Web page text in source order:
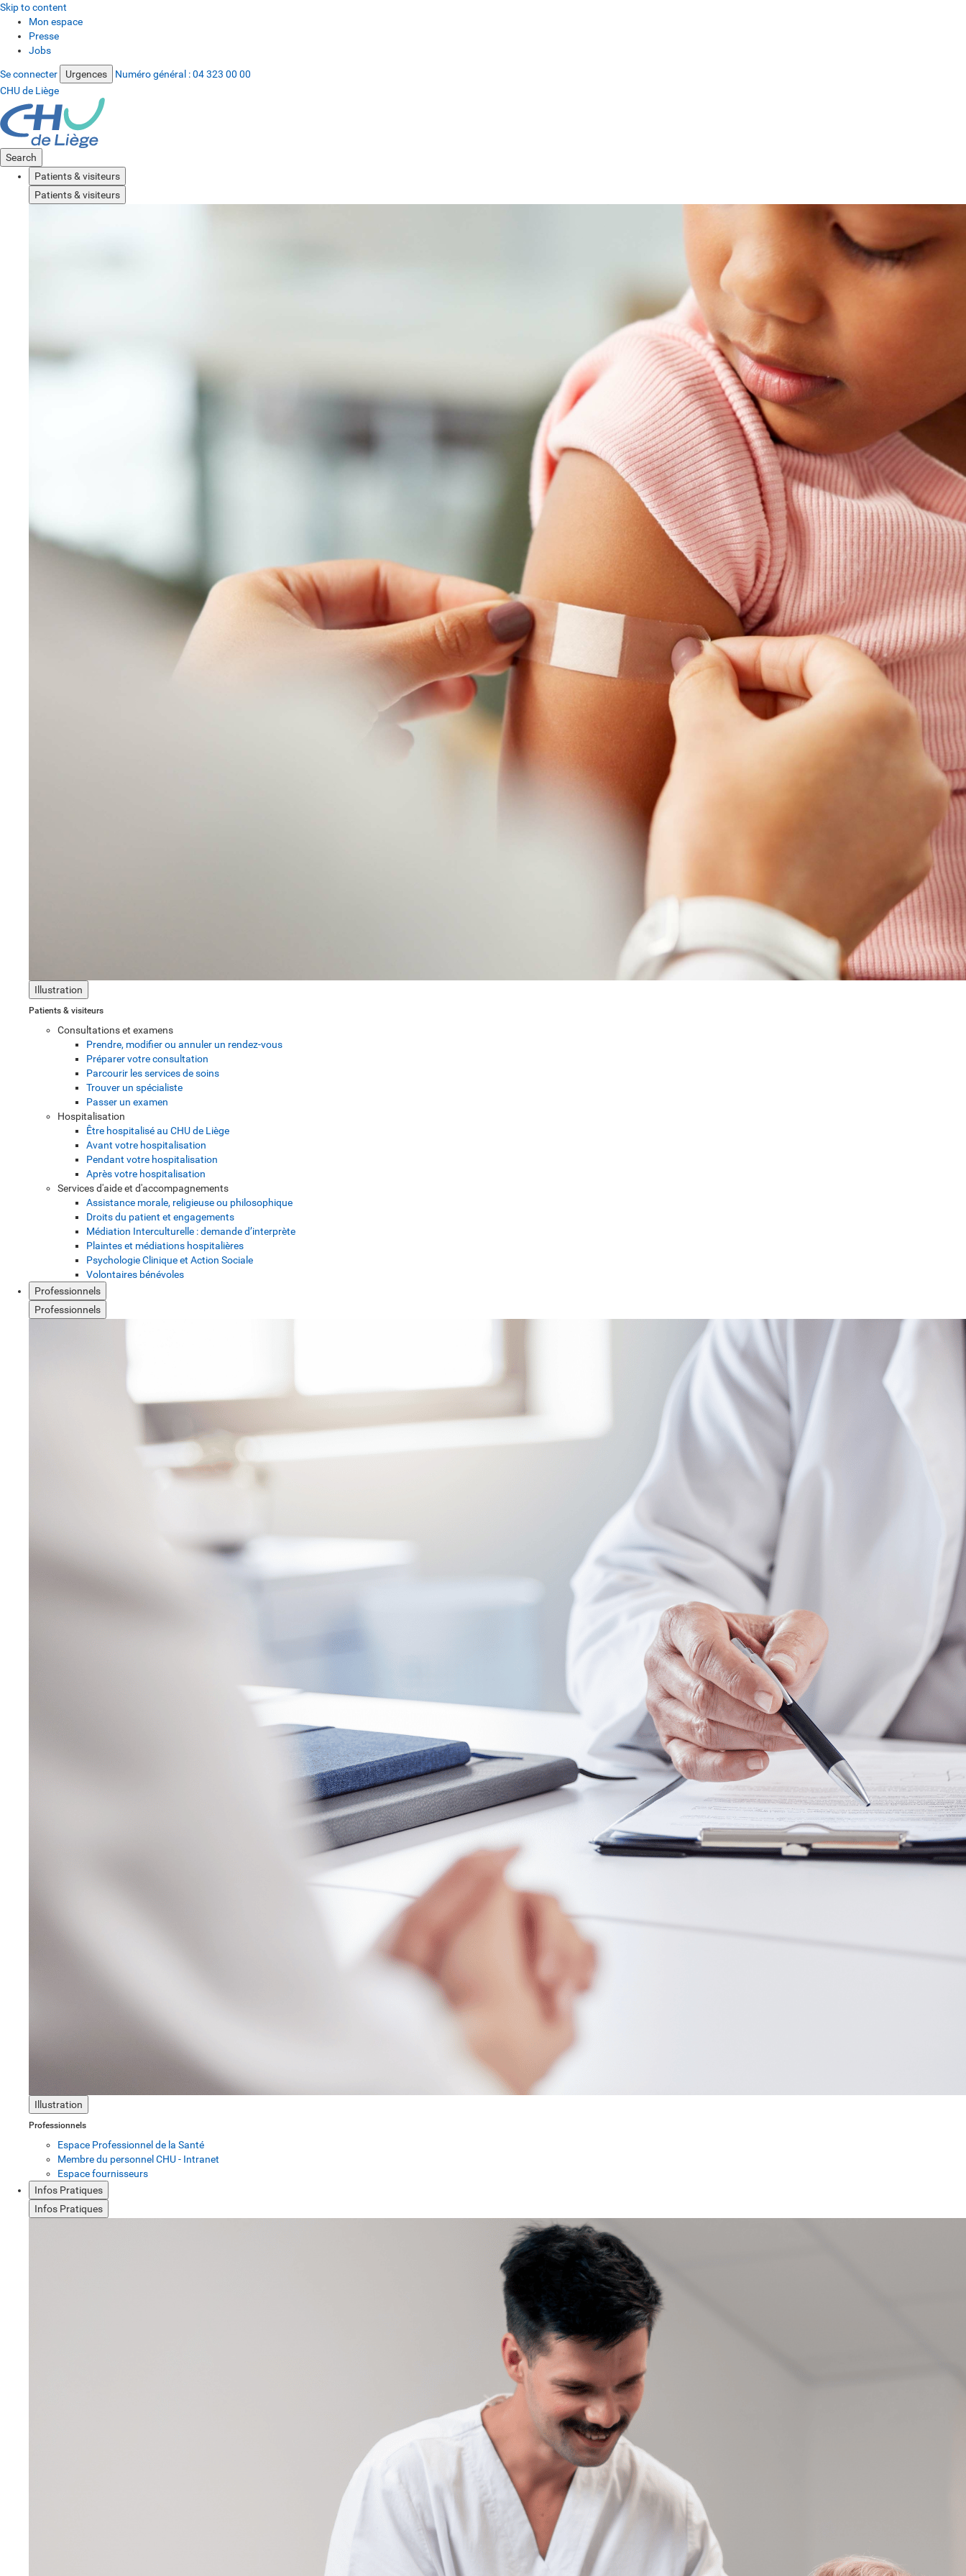
Skip to content
Mon espace
Presse
Jobs
Se connecter Urgences Numéro général :04 323 00 00
CHU de Liège
Search
Patients & visiteurs
Patients & visiteurs
Illustration
Patients & visiteurs
Consultations et examens
Prendre, modifier ou annuler un rendez-vous
Préparer votre consultation
Parcourir les services de soins
Trouver un spécialiste
Passer un examen
Hospitalisation
Être hospitalisé au CHU de Liège
Avant votre hospitalisation
Pendant votre hospitalisation
Après votre hospitalisation
Services d'aide et d'accompagnements
Assistance morale, religieuse ou philosophique
Droits du patient et engagements
Médiation Interculturelle : demande d’interprète
Plaintes et médiations hospitalières
Psychologie Clinique et Action Sociale
Volontaires bénévoles
Professionnels
Professionnels
Illustration
Professionnels
Espace Professionnel de la Santé
Membre du personnel CHU - Intranet
Espace fournisseurs
Infos Pratiques
Infos Pratiques